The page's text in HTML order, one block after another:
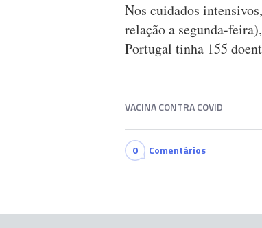
Nos cuidados
relação a segunda-
Portugal tinha 155
VACINA CONTRA COVID
0 Comentários